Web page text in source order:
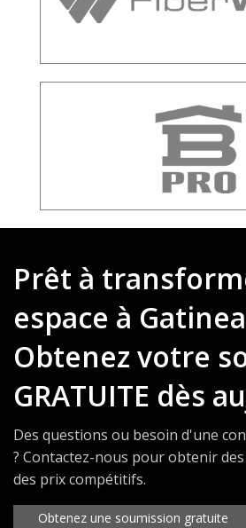
Prêt à
espace à
Obtenez votre
GRATUITE dès
Des questions ou besoin d'une
? Contactez-nous pour obtenir
des prix compétitifs.
Obtenez une soumission gratuite